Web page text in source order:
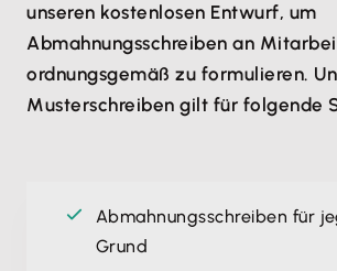
unseren kostenlosen Entwurf, um
Abmahnungsschreiben an
ordnungsgemäß zu formulieren.
Musterschreiben gilt für folgende
Abmahnungsschreiben für
Grund